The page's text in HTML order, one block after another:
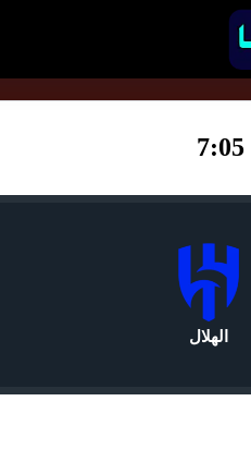
الهلال